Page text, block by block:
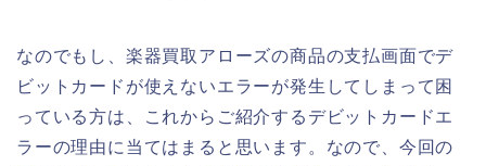
なのでもし、楽器買取アローズの商品の支払画面でデ
ビットカードが使えないエラーが発生してしまって困
っている方は、これからご紹介するデビットカードエ
ラーの理由に当てはまると思います。なので、今回の